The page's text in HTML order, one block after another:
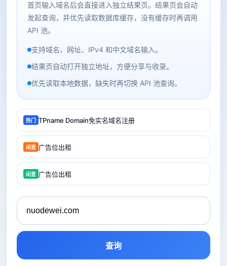
首页输入域名后会直接进入独立结果页。结果页会自动
发起查询，并优先读取数据库缓存，没有缓存时再调用
API 池。
支持域名、网址、IPv4 和中文域名输入。
结果页自动打开独立地址，方便分享与收录。
优先读取本地数据，缺失时再切换 API 池查询。
热门 TPname Domain免实名域名注册
闲置 广告位出租
闲置 广告位出租
查询